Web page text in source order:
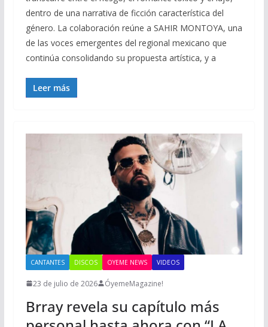
dentro de una narrativa de ficción característica del
género. La colaboración reúne a SAHIR MONTOYA, una
de las voces emergentes del regional mexicano que
continúa consolidando su propuesta artística, y a
Leer más
CANTANTES DISCOS OYEME NEWS VIDEOS
23 de julio de 2026 ÓyemeMagazine!
Brray revela su capítulo más